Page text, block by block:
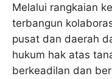
Melalui rangkaian
terbangun
pusat dan daerah
hukum hak atas
berkeadilan dan